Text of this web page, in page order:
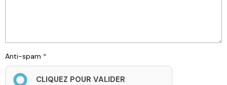
Anti-spam
CLIQUEZ POUR VALIDER